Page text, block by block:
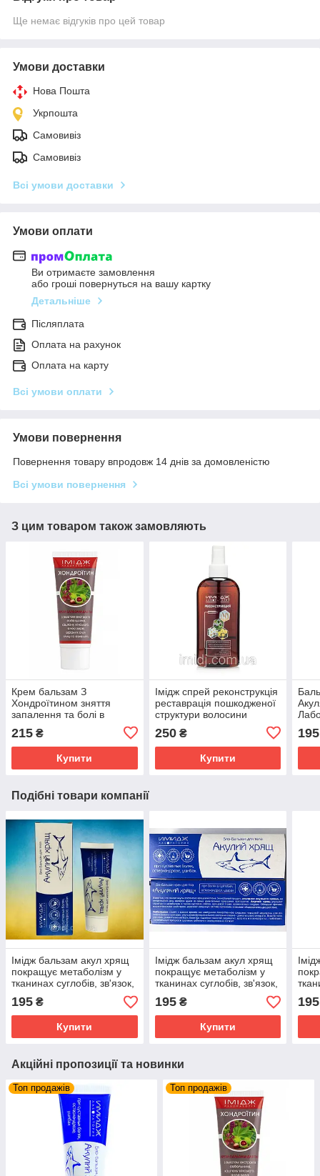
Ще немає відгуків про цей товар
Умови доставки
Нова Пошта
Укрпошта
Самовивіз
Самовивіз
Всі умови доставки
Умови оплати
Ви отримаєте замовлення
або гроші повернуться на вашу картку
Детальніше
Післяплата
Оплата на рахунок
Оплата на карту
Всі умови оплати
Умови повернення
Повернення товару впродовж 14 днів за домовленістю
Всі умови повернення
З цим товаром також замовляють
Крем бальзам З
Хондроїтином зняття
запалення та болі в
суглобах, м'язах і хребті
Імідж Лабораторія
215 ₴
Купити
Імідж спрей реконструкція
реставрація пошкодженої
структури волосини
250₴
Купити
195
Подібні товари компанії
Імідж бальзам акул хрящ
покращує метаболізм у
тканинах суглобів, зв'язок,
хрящової тканини,
кровоносних судинах
195 ₴
Купити
Імідж бальзам акул хрящ
покращує метаболізм у
тканинах суглобів, зв'язок,
хрящової тканини,
кровоносних судинах
195₴
Купити
195
Акційні пропозиції та новинки
Топ продажів Топ продажів